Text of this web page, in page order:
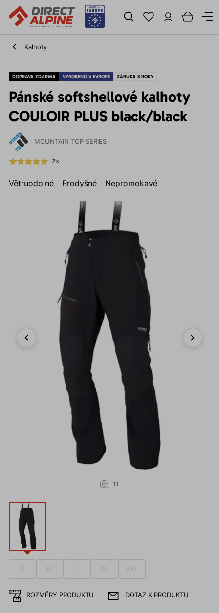
Kalhoty
DOPRAVA ZDARMA VYROBENO V EVROPĚ ZÁRUKA 3 ROKY
Pánské softshellové kalhoty
COULOIR PLUS black/black
MOUNTAIN TOP SERIES
2x
Větruodolné Prodyšné Nepromokavé
11
S M XL XXL
ROZMĚRY PRODUKTU DOTAZ K PRODUKTU